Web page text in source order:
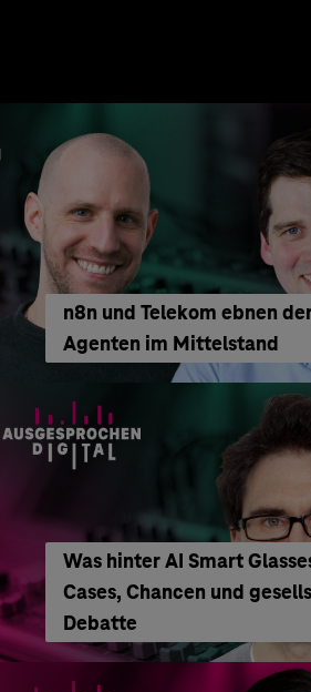
n8n und Telekom ebnen
Agenten im Mittelstand
Was hinter AI Smart
Cases, Chancen und
Debatte